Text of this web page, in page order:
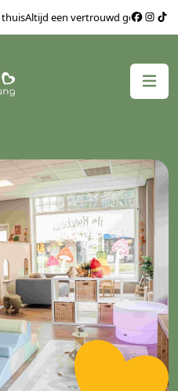
thuisAltijd een vertrouwd gezicht